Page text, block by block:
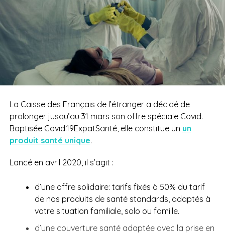
La Caisse des Français de l’étranger a décidé de
prolonger jusqu’au 31 mars son offre spéciale Covid.
Baptisée Covid.19ExpatSanté, elle constitue un un
produit santé unique.
Lancé en avril 2020, il s’agit :
d’une offre solidaire: tarifs fixés à 50% du tarif
de nos produits de santé standards, adaptés à
votre situation familiale, solo ou famille.
d’une couverture santé adaptée avec la prise en